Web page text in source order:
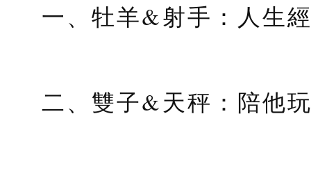
一、牡羊&射手：人生
二、雙子&天秤：陪他